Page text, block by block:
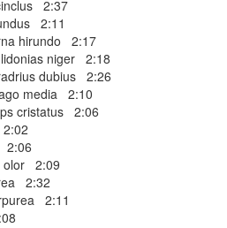
2:37
2:11
hirundo 2:17
niger 2:18
dubius 2:26
media 2:10
cristatus 2:06
2:06
olor 2:09
2:32
2:11